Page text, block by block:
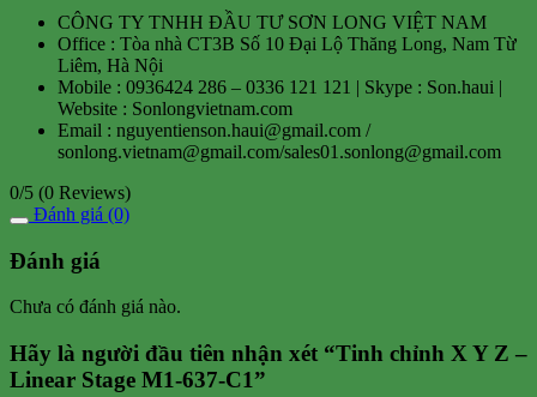
CÔNG TY TNHH ĐẦU TƯ SƠN LONG VIỆT NAM
Office : Tòa nhà CT3B Số 10 Đại Lộ Thăng Long, Nam Từ
Liêm, Hà Nội
Mobile : 0936424 286 – 0336 121 121 | Skype : Son.haui |
Website : Sonlongvietnam.com
Email : nguyentienson.haui@gmail.com /
sonlong.vietnam@gmail.com/sales01.sonlong@gmail.com
0/5 (0 Reviews)
Đánh giá (0)
Đánh giá
Chưa có đánh giá nào.
Hãy là người đầu tiên nhận xét “Tinh chỉnh X Y Z –
Linear Stage M1-637-C1”